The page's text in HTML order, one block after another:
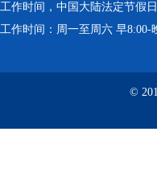
工作时间，中国大陆法定节假日
工作时间：周一至周六 早8:00-
©